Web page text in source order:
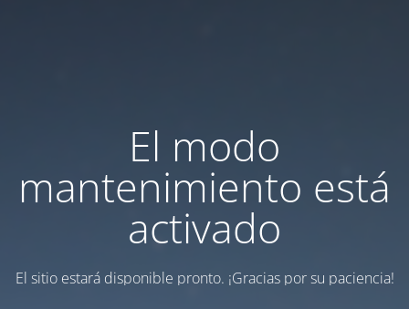
El modo
mantenimiento está
activado
El sitio estará disponible pronto. ¡Gracias por su paciencia!